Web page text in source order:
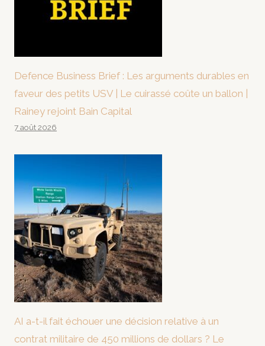
Defence Business Brief : Les arguments durables en
faveur des petits USV | Le cuirassé coûte un ballon |
Rainey rejoint Bain Capital
7 août 2026
AI a-t-il fait échouer une décision relative à un
contrat militaire de 450 millions de dollars ? Le